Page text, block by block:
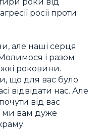
росії проти
але наші серця
і разом
роковини.
що для вас було
відвідати нас. Але
від вас
ми вам дуже